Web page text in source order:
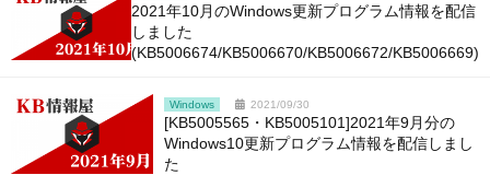
2021年10月のWindows更新プログラム情報を配信
しました
(KB5006674/KB5006670/KB5006672/KB5006669)
Windows 2021/09/30
[KB5005565・KB5005101]2021年9月分の
Windows10更新プログラム情報を配信しまし
た